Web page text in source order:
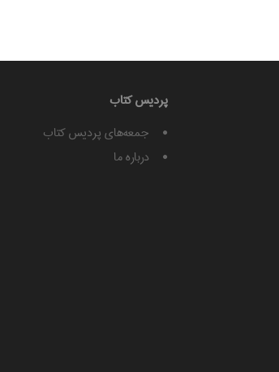
پرديس كتاب
جمعه‌های پردیس کتاب
درباره ما